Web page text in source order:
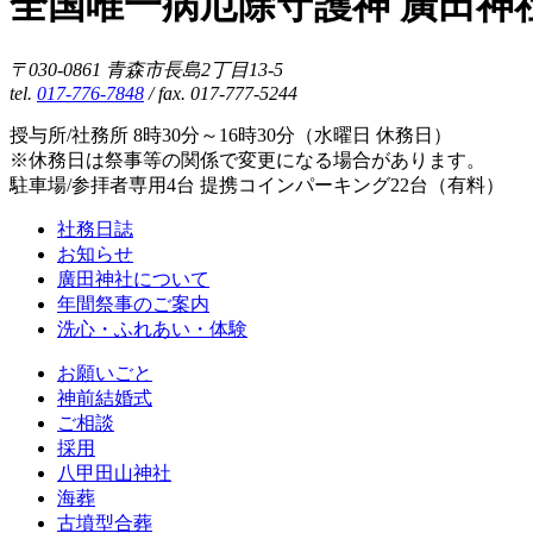
〒030-0861 青森市長島2丁目13-5
tel. 017-776-7848 / fax. 017-777-5244
授与所/社務所 8時30分～16時30分（水曜日 休務日）
※休務日は祭事等の関係で変更になる場合があります。
駐車場/参拝者専用4台 提携コインパーキング22台（有料）
社務日誌
お知らせ
廣田神社について
年間祭事のご案内
洗心・ふれあい・体験
お願いごと
神前結婚式
ご相談
採用
八甲田山神社
海葬
古墳型合葬